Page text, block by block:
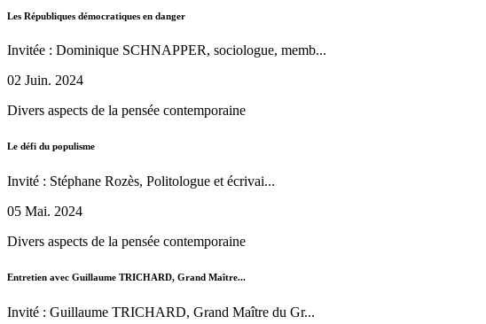
Les Républiques démocratiques en danger
Invitée : Dominique SCHNAPPER, sociologue, memb...
02 Juin. 2024
Divers aspects de la pensée contemporaine
Le défi du populisme
Invité : Stéphane Rozès, Politologue et écrivai...
05 Mai. 2024
Divers aspects de la pensée contemporaine
Entretien avec Guillaume TRICHARD, Grand Maître...
Invité : Guillaume TRICHARD, Grand Maître du Gr...